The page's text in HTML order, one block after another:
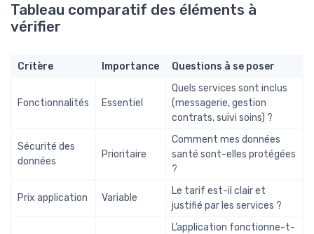
Tableau comparatif des éléments à
vérifier
Critère Importance Questions à se poser
Fonctionnalités Essentiel
Quels services sont inclus
(messagerie, gestion
contrats, suivi soins) ?
Sécurité des
données
Prioritaire
Comment mes données
santé sont-elles protégées
?
Prix application Variable
Le tarif est-il clair et
justifié par les services ?
L’application fonctionne-t-